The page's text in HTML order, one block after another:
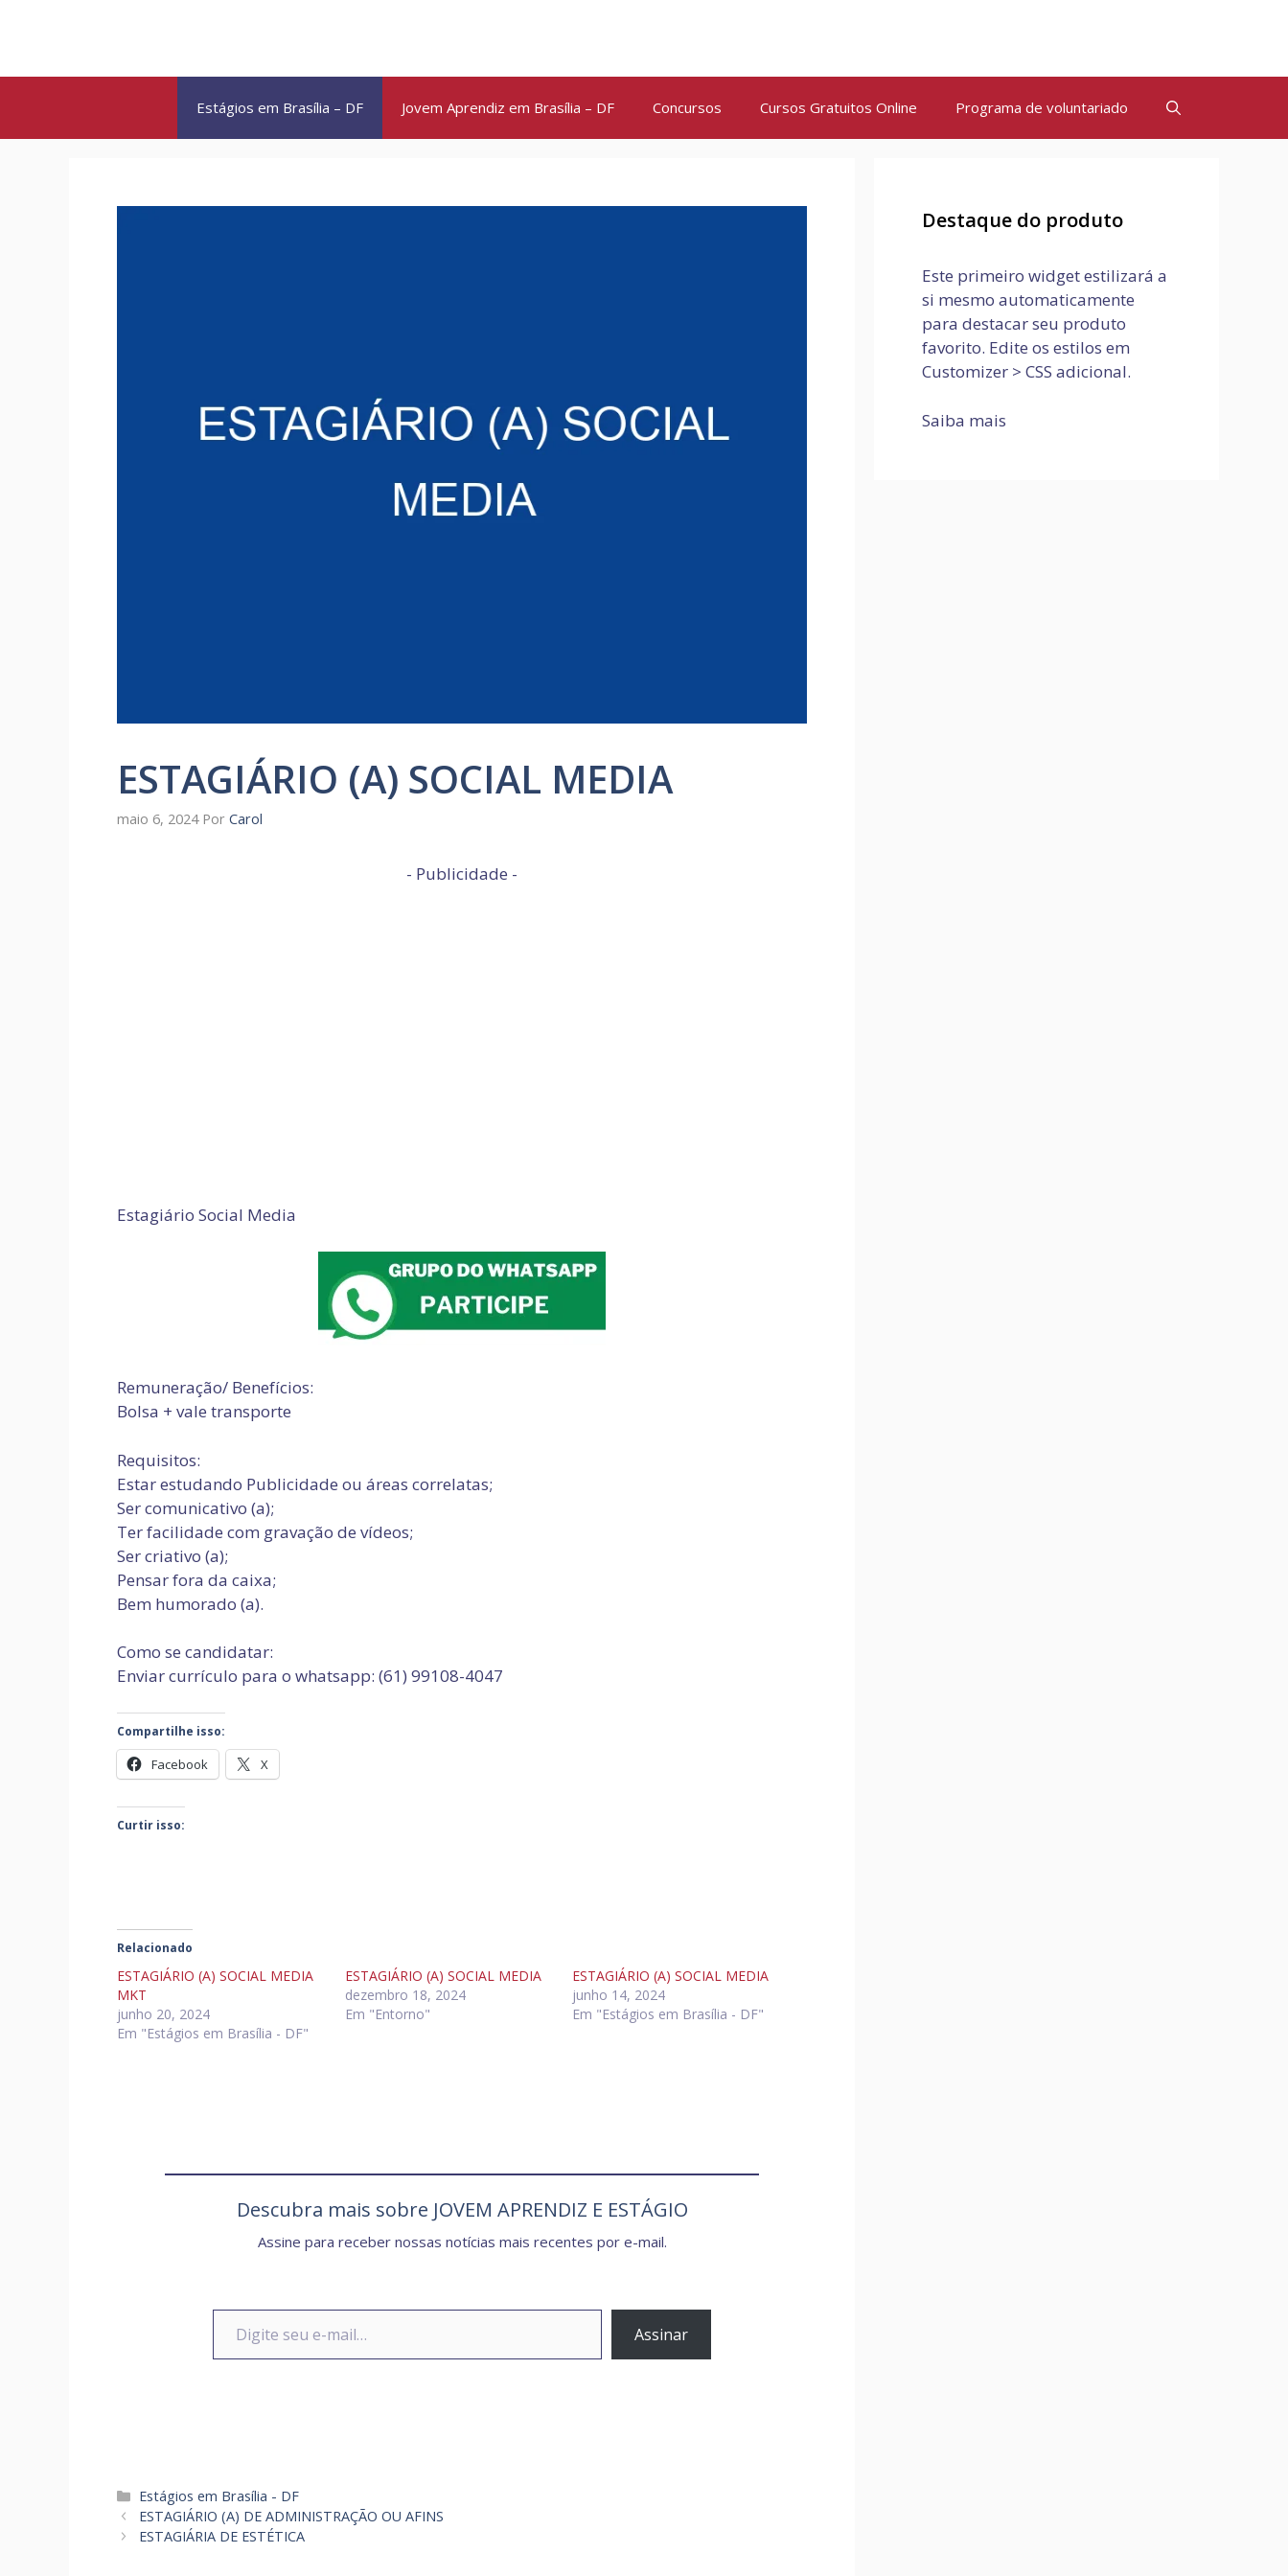
conteúdo
Estágios em Brasília – DF Jovem Aprendiz em Brasília – DF Concursos Cursos Gratuitos Online Programa de voluntariado
ESTAGIÁRIO (A) SOCIAL MEDIA
maio 6, 2024 Por Carol
- Publicidade -
Estagiário Social Media
Remuneração/ Benefícios:
Bolsa + vale transporte
Requisitos:
Estar estudando Publicidade ou áreas correlatas;
Ser comunicativo (a);
Ter facilidade com gravação de vídeos;
Ser criativo (a);
Pensar fora da caixa;
Bem humorado (a).
Como se candidatar:
Enviar currículo para o whatsapp: (61) 99108-4047
Compartilhe isso:
Facebook X
Curtir isso:
Relacionado
ESTAGIÁRIO (A) SOCIAL MEDIA
MKT
junho 20, 2024
Em "Estágios em Brasília - DF"
ESTAGIÁRIO (A) SOCIAL MEDIA
dezembro 18, 2024
Em "Entorno"
ESTAGIÁRIO (A) SOCIAL MEDIA
junho 14, 2024
Em "Estágios em Brasília - DF"
Descubra mais sobre JOVEM APRENDIZ E ESTÁGIO
Assine para receber nossas notícias mais recentes por e-mail.
Digite seu e-mail…
Assinar
Categorias
Estágios em Brasília - DF
ESTAGIÁRIO (A) DE ADMINISTRAÇÃO OU AFINS
ESTAGIÁRIA DE ESTÉTICA
Destaque do produto
Este primeiro widget estilizará a
si mesmo automaticamente
para destacar seu produto
favorito. Edite os estilos em
Customizer > CSS adicional.
Saiba mais